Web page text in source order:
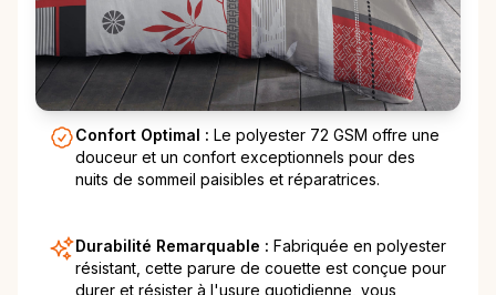
Confort Optimal : Le polyester 72 GSM offre une
douceur et un confort exceptionnels pour des
nuits de sommeil paisibles et réparatrices.
Durabilité Remarquable : Fabriquée en polyester
résistant, cette parure de couette est conçue pour
durer et résister à l'usure quotidienne, vous